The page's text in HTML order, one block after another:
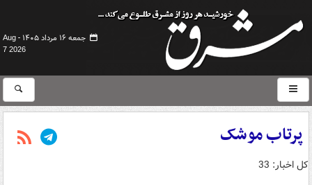
جمعه ۱۶ مرداد ۱۴۰۵ -
Aug
7 2026
پرتاب موشک
کل اخبار: 33